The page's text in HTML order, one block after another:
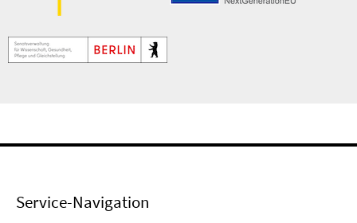
Service-Navigation